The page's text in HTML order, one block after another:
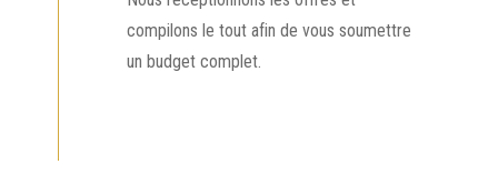
compilons le tout afin de vous soumettre
un budget complet.